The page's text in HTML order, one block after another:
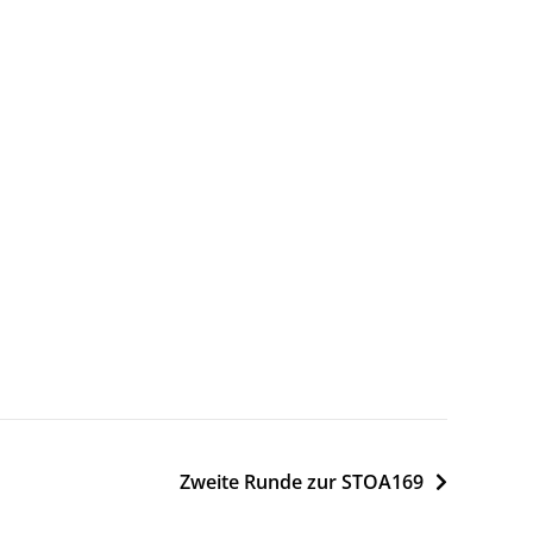
Zweite Runde zur STOA169